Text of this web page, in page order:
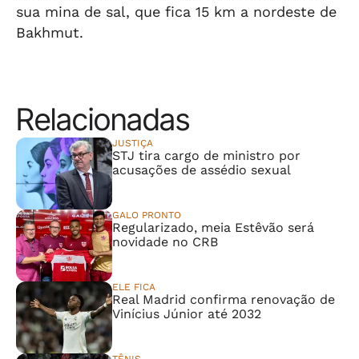
sua mina de sal, que fica 15 km a nordeste de
Bakhmut.
Relacionadas
JUSTIÇA
STJ tira cargo de ministro por
acusações de assédio sexual
GALO PRONTO
Regularizado, meia Estêvão será
novidade no CRB
ELE FICA
Real Madrid confirma renovação de
Vinícius Júnior até 2032